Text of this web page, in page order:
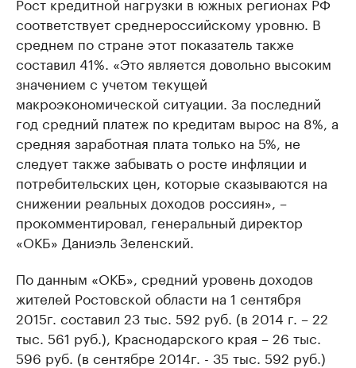
соответствует среднероссийскому уровню. В
среднем по стране этот показатель также
составил 41%. «Это является довольно высоким
значением с учетом текущей
макроэкономической ситуации. За последний
год средний платеж по кредитам вырос на 8%, а
средняя заработная плата только на 5%, не
следует также забывать о росте инфляции и
потребительских цен, которые сказываются на
снижении реальных доходов россиян», –
прокомментировал, генеральный директор
«ОКБ» Даниэль Зеленский.
По данным «ОКБ», средний уровень доходов
жителей Ростовской области на 1 сентября
2015г. составил 23 тыс. 592 руб. (в 2014 г. – 22
тыс. 561 руб.), Краснодарского края – 26 тыс.
596 руб. (в сентябре 2014г. - 35 тыс. 592 руб.)